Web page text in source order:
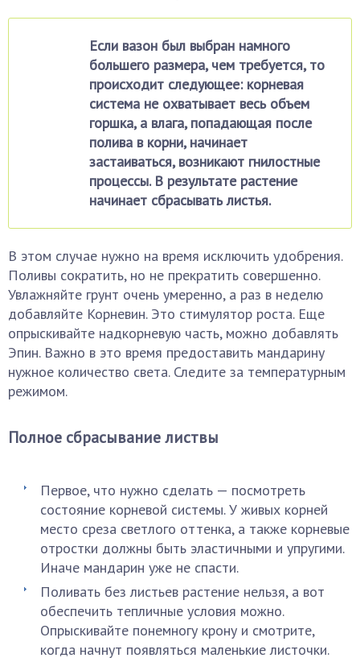
Если вазон был выбран намного
большего размера, чем требуется, то
происходит следующее: корневая
система не охватывает весь объем
горшка, а влага, попадающая после
полива в корни, начинает
застаиваться, возникают гнилостные
процессы. В результате растение
начинает сбрасывать листья.
В этом случае нужно на время исключить удобрения.
Поливы сократить, но не прекратить совершенно.
Увлажняйте грунт очень умеренно, а раз в неделю
добавляйте Корневин. Это стимулятор роста. Еще
опрыскивайте надкорневую часть, можно добавлять
Эпин. Важно в это время предоставить мандарину
нужное количество света. Следите за температурным
режимом.
Полное сбрасывание листвы
Первое, что нужно сделать — посмотреть
состояние корневой системы. У живых корней
место среза светлого оттенка, а также корневые
отростки должны быть эластичными и упругими.
Иначе мандарин уже не спасти.
Поливать без листьев растение нельзя, а вот
обеспечить тепличные условия можно.
Опрыскивайте понемногу крону и смотрите,
когда начнут появляться маленькие листочки.